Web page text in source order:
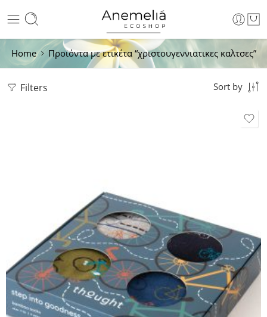
Home Προϊόντα με ετικέτα “χριστουγεννιατικες καλτσες”
Filters Sort by